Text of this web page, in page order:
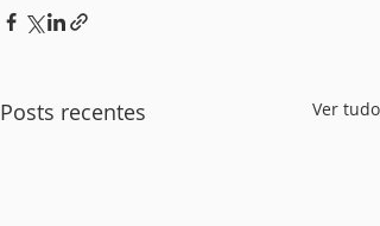
Posts recentes Ver tudo